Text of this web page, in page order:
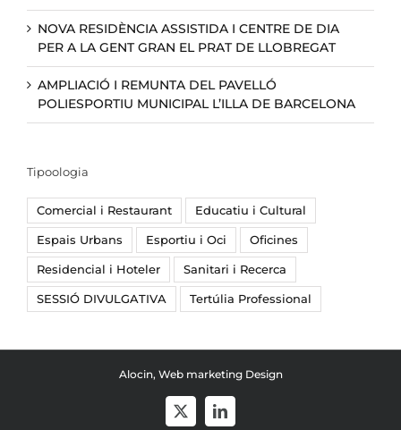
NOVA RESIDÈNCIA ASSISTIDA I CENTRE DE DIA
PER A LA GENT GRAN EL PRAT DE LLOBREGAT
AMPLIACIÓ I REMUNTA DEL PAVELLÓ
POLIESPORTIU MUNICIPAL L’ILLA DE BARCELONA
Tipoologia
Comercial i Restaurant Educatiu i Cultural
Espais Urbans Esportiu i Oci Oficines
Residencial i Hoteler Sanitari i Recerca
SESSIÓ DIVULGATIVA Tertúlia Professional
Alocin, Web marketing Design
X LinkedIn